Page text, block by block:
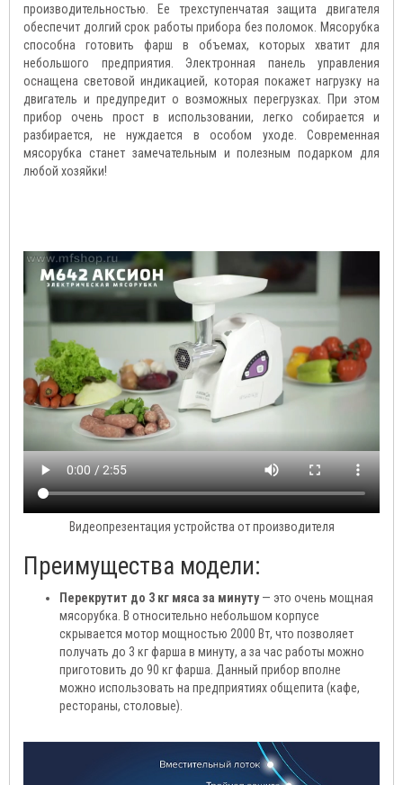
производительностью. Ее трехступенчатая защита двигателя
обеспечит долгий срок работы прибора без поломок. Мясорубка
способна готовить фарш в объемах, которых хватит для
небольшого предприятия. Электронная панель управления
оснащена световой индикацией, которая покажет нагрузку на
двигатель и предупредит о возможных перегрузках. При этом
прибор очень прост в использовании, легко собирается и
разбирается, не нуждается в особом уходе. Современная
мясорубка станет замечательным и полезным подарком для
любой хозяйки!
Видеопрезентация устройства от производителя
Преимущества модели:
Перекрутит до 3 кг мяса за минуту— это очень мощная
мясорубка. В относительно небольшом корпусе
скрывается мотор мощностью 2000 Вт, что позволяет
получать до 3 кг фарша в минуту, а за час работы можно
приготовить до 90 кг фарша. Данный прибор вполне
можно использовать на предприятиях общепита (кафе,
рестораны, столовые).